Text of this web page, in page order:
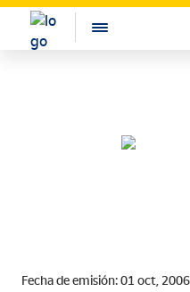
Fecha de emisión: 01 oct, 2006